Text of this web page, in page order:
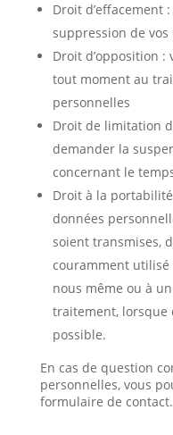
Droit d’effacement
suppression de vos
Droit d’opposition :
tout moment au
personnelles
Droit de limitation
demander la
concernant le
Droit à la
données
soient transmises,
couramment utilisé
nous même ou à
traitement, lorsque
possible.
En cas de question
personnelles, vous
formulaire de contact.